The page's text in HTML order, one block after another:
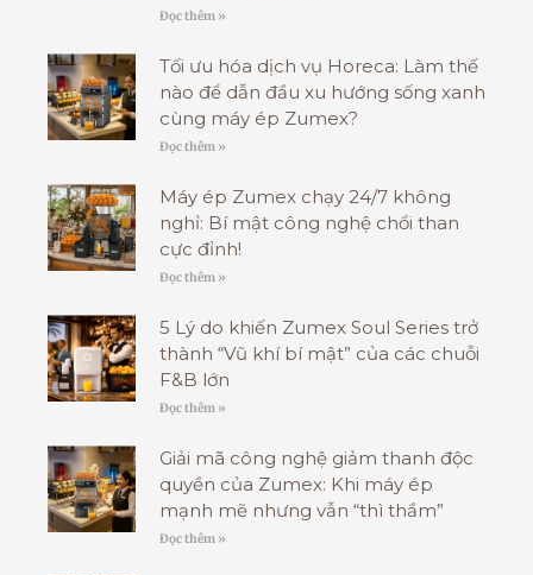
Đọc thêm »
Tối ưu hóa dịch vụ Horeca: Làm thế
nào để dẫn đầu xu hướng sống xanh
cùng máy ép Zumex?
Đọc thêm »
Máy ép Zumex chạy 24/7 không
nghỉ: Bí mật công nghệ chổi than
cực đỉnh!
Đọc thêm »
5 Lý do khiến Zumex Soul Series trở
thành “Vũ khí bí mật” của các chuỗi
F&B lớn
Đọc thêm »
Giải mã công nghệ giảm thanh độc
quyền của Zumex: Khi máy ép
mạnh mẽ nhưng vẫn “thì thầm”
Đọc thêm »